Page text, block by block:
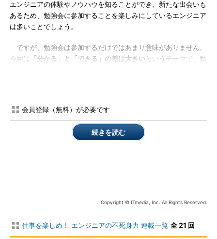
エンジニアの体験やノウハウを知ることができ、新たな出会いも
あるため、勉強会に参加することを楽しみにしているエンジニア
は多いことでしょう。
ですが、勉強会は参加するだけではあまり意味がありません。
今回は
「分かる」と「できる」の差は大きい というテーマで、勉
「分かる」「できる」「動ける」――これは、筆者が学生時代
に通っていた学校で掲げられていたスローガンです。
言葉の意味ぐらいは理解していました。しかし、当時はまだ若
た。この言葉の本当の意味が分かるようになったのはつい最近の
会員登録（無料）が必要です
続きを読む
Copyright © ITmedia, Inc. All Rights Reserved.
仕事を楽しめ！ エンジニアの不死身力 連載一覧 全 21 回